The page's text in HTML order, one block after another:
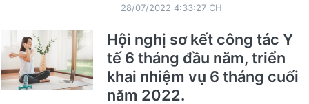
28/07/2022 4:33:27 CH
Hội nghị sơ kết công tác Y
tế 6 tháng đầu năm, triển
khai nhiệm vụ 6 tháng cuối
năm 2022.